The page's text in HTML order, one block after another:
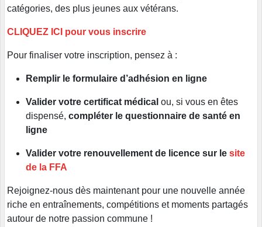
catégories, des plus jeunes aux vétérans.
CLIQUEZ ICI pour vous inscrire
Pour finaliser votre inscription, pensez à :
Remplir le formulaire d’adhésion en ligne
Valider votre certificat médical ou, si vous en êtes
dispensé, compléter le questionnaire de santé en
ligne
Valider votre renouvellement de licence sur le site
de la FFA
Rejoignez-nous dès maintenant pour une nouvelle année
riche en entraînements, compétitions et moments partagés
autour de notre passion commune !